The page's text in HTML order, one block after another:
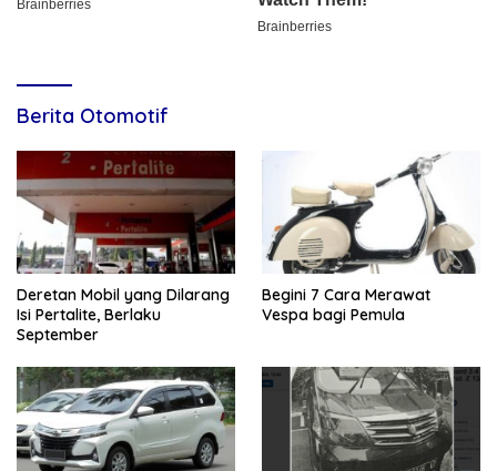
Berita Otomotif
Deretan Mobil yang Dilarang
Isi Pertalite, Berlaku
September
Begini 7 Cara Merawat
Vespa bagi Pemula